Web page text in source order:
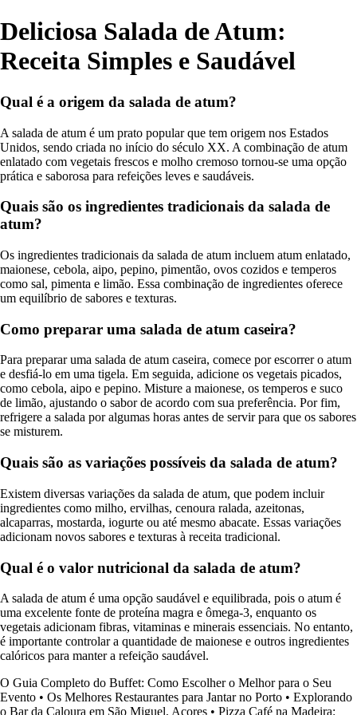
Deliciosa Salada de Atum:
Receita Simples e Saudável
Qual é a origem da salada de atum?
A salada de atum é um prato popular que tem origem nos Estados
Unidos, sendo criada no início do século XX. A combinação de atum
enlatado com vegetais frescos e molho cremoso tornou-se uma opção
prática e saborosa para refeições leves e saudáveis.
Quais são os ingredientes tradicionais da salada de
atum?
Os ingredientes tradicionais da salada de atum incluem atum enlatado,
maionese, cebola, aipo, pepino, pimentão, ovos cozidos e temperos
como sal, pimenta e limão. Essa combinação de ingredientes oferece
um equilíbrio de sabores e texturas.
Como preparar uma salada de atum caseira?
Para preparar uma salada de atum caseira, comece por escorrer o atum
e desfiá-lo em uma tigela. Em seguida, adicione os vegetais picados,
como cebola, aipo e pepino. Misture a maionese, os temperos e suco
de limão, ajustando o sabor de acordo com sua preferência. Por fim,
refrigere a salada por algumas horas antes de servir para que os sabores
se misturem.
Quais são as variações possíveis da salada de atum?
Existem diversas variações da salada de atum, que podem incluir
ingredientes como milho, ervilhas, cenoura ralada, azeitonas,
alcaparras, mostarda, iogurte ou até mesmo abacate. Essas variações
adicionam novos sabores e texturas à receita tradicional.
Qual é o valor nutricional da salada de atum?
A salada de atum é uma opção saudável e equilibrada, pois o atum é
uma excelente fonte de proteína magra e ômega-3, enquanto os
vegetais adicionam fibras, vitaminas e minerais essenciais. No entanto,
é importante controlar a quantidade de maionese e outros ingredientes
calóricos para manter a refeição saudável.
O Guia Completo do Buffet: Como Escolher o Melhor para o Seu
Evento • Os Melhores Restaurantes para Jantar no Porto • Explorando
o Bar da Caloura em São Miguel, Açores • Pizza Café na Madeira: